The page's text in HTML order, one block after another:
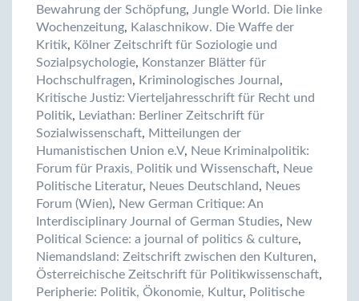
Bewahrung der Schöpfung, Jungle World. Die linke
Wochenzeitung, Kalaschnikow. Die Waffe der
Kritik, Kölner Zeitschrift für Soziologie und
Sozialpsychologie, Konstanzer Blätter für
Hochschulfragen, Kriminologisches Journal ,
Kritische Justiz: Vierteljahresschrift für Recht und
Politik, Leviathan: Berliner Zeitschrift für
Sozialwissenschaft, Mitteilungen der
Humanistischen Union e.V, Neue Kriminalpolitik:
Forum für Praxis, Politik und Wissenschaft, Neue
Politische Literatur, Neues Deutschland, Neues
Forum (Wien), New German Critique: An
Interdisciplinary Journal of German Studies, New
Political Science: a journal of politics & culture,
Niemandsland: Zeitschrift zwischen den Kulturen,
Österreichische Zeitschrift für Politikwissenschaft,
Peripherie: Politik, Ökonomie, Kultur, Politische